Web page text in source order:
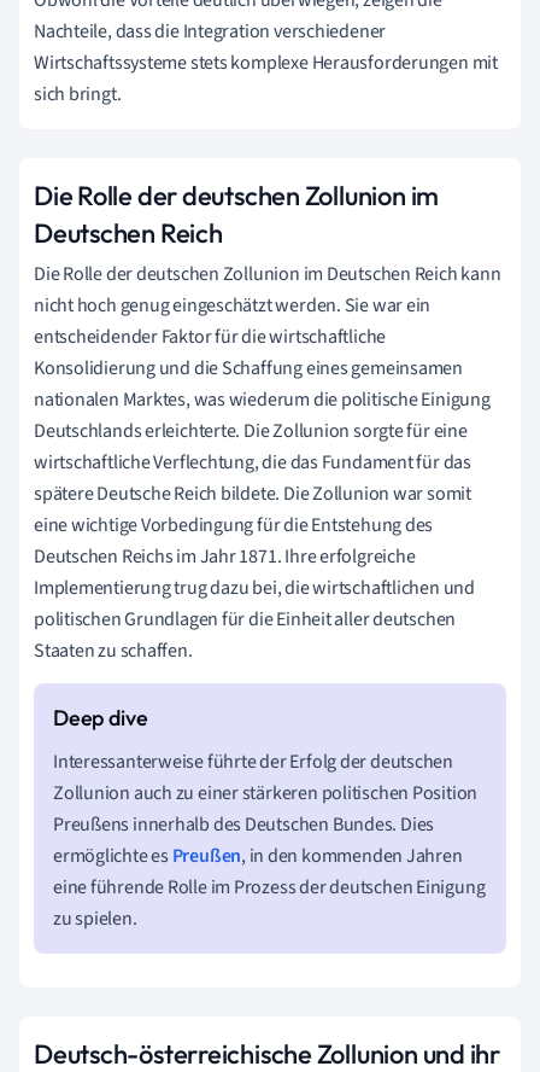
Nachteile, dass die Integration verschiedener
Wirtschaftssysteme stets komplexe Herausforderungen mit
sich bringt.
Die Rolle der deutschen Zollunion im
Deutschen Reich
Die Rolle der deutschen Zollunion im Deutschen Reich kann
nicht hoch genug eingeschätzt werden. Sie war ein
entscheidender Faktor für die wirtschaftliche
Konsolidierung und die Schaffung eines gemeinsamen
nationalen Marktes, was wiederum die politische Einigung
Deutschlands erleichterte. Die Zollunion sorgte für eine
wirtschaftliche Verflechtung, die das Fundament für das
spätere Deutsche Reich bildete. Die Zollunion war somit
eine wichtige Vorbedingung für die Entstehung des
Deutschen Reichs im Jahr 1871. Ihre erfolgreiche
Implementierung trug dazu bei, die wirtschaftlichen und
politischen Grundlagen für die Einheit aller deutschen
Staaten zu schaffen.
Interessanterweise führte der Erfolg der deutschen
Zollunion auch zu einer stärkeren politischen Position
Preußens innerhalb des Deutschen Bundes. Dies
ermöglichte es Preußen, in den kommenden Jahren
eine führende Rolle im Prozess der deutschen Einigung
zu spielen.
Deutsch-österreichische Zollunion und ihr